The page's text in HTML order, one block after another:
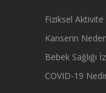
Fiziksel Aktivite
Kanserin
Bebek Sağlığı
COVID-19